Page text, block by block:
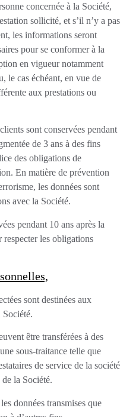
concernée à la Société,
sollicité, et s’il n’y a pas
les informations seront
pour se conformer à la
en vigueur notamment
le cas échéant, en vue de
aux prestations ou
sont conservées pendant
de 3 ans à des fins
des obligations de
En matière de prévention
les données sont
avec la Société.
pendant 10 ans après la
les obligations
sont destinées aux
Société.
être transférées à des
sous-traitance telle que
de service de la société
la Société.
données transmises que